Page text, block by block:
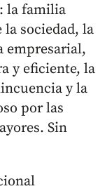
la familia
sociedad, la
empresarial,
y eficiente, la
y la
por las
Sin